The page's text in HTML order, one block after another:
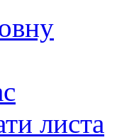
листа